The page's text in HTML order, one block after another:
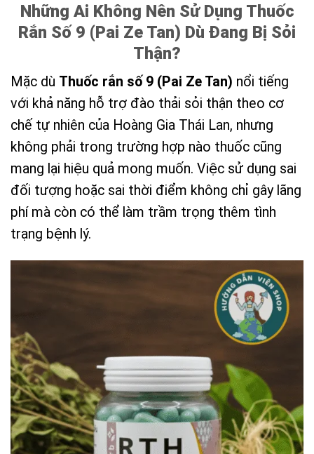
Những Ai Không Nên Sử Dụng Thuốc
Rắn Số 9 (Pai Ze Tan) Dù Đang Bị Sỏi
Thận?
Mặc dù Thuốc rắn số 9 (Pai Ze Tan) nổi tiếng
với khả năng hỗ trợ đào thải sỏi thận theo cơ
chế tự nhiên của Hoàng Gia Thái Lan, nhưng
không phải trong trường hợp nào thuốc cũng
mang lại hiệu quả mong muốn. Việc sử dụng sai
đối tượng hoặc sai thời điểm không chỉ gây lãng
phí mà còn có thể làm trầm trọng thêm tình
trạng bệnh lý.